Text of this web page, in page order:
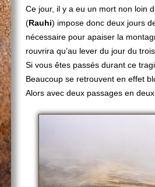
Ce jour, il y a eu un mort non loin
(Rauhi) impose donc deux jours
nécessaire pour apaiser la
rouvrira qu’au lever du jour du
Si vous êtes passés durant ce
Beaucoup se retrouvent en effet
Alors avec deux passages en